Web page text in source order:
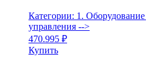
Категории: 1.
управления -->
470.995 ₽
Купить